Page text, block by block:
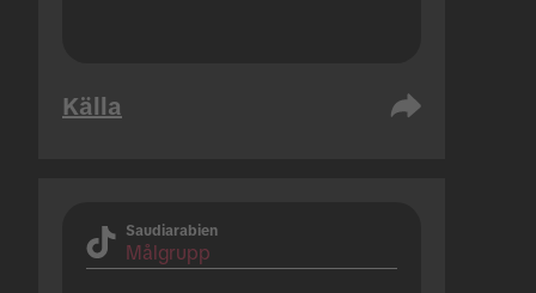
Källa
Saudiarabien
Målgrupp